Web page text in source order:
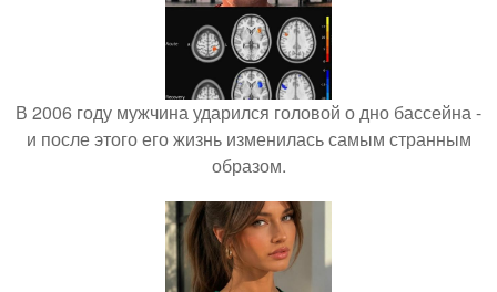
В 2006 году мужчина ударился головой о дно бассейна -
и после этого его жизнь изменилась самым странным
образом.